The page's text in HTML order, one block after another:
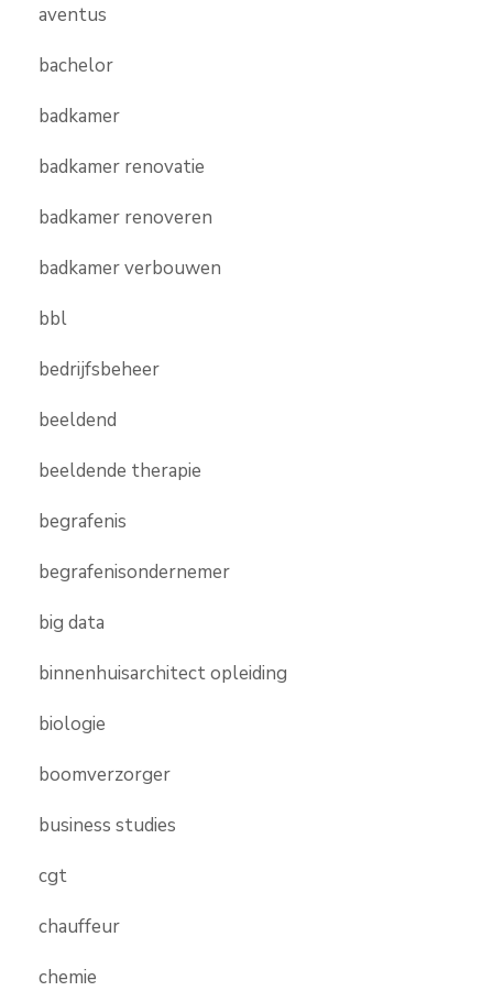
aventus
bachelor
badkamer
badkamer renovatie
badkamer renoveren
badkamer verbouwen
bbl
bedrijfsbeheer
beeldend
beeldende therapie
begrafenis
begrafenisondernemer
big data
binnenhuisarchitect opleiding
biologie
boomverzorger
business studies
cgt
chauffeur
chemie